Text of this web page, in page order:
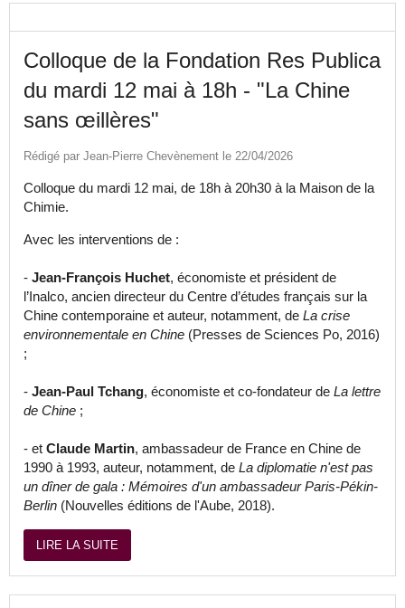
Colloque de la Fondation Res Publica
du mardi 12 mai à 18h - "La Chine
sans œillères"
Rédigé par Jean-Pierre Chevènement le 22/04/2026
Colloque du mardi 12 mai, de 18h à 20h30 à la Maison de la
Chimie.
Avec les interventions de :
- Jean-François Huchet, économiste et président de
l’Inalco, ancien directeur du Centre d’études français sur la
Chine contemporaine et auteur, notamment, de La crise
environnementale en Chine (Presses de Sciences Po, 2016)
;
- Jean-Paul Tchang, économiste et co-fondateur de La lettre
de Chine ;
- et Claude Martin, ambassadeur de France en Chine de
1990 à 1993, auteur, notamment, de La diplomatie n'est pas
un dîner de gala : Mémoires d'un ambassadeur Paris-Pékin-
Berlin (Nouvelles éditions de l'Aube, 2018).
LIRE LA SUITE